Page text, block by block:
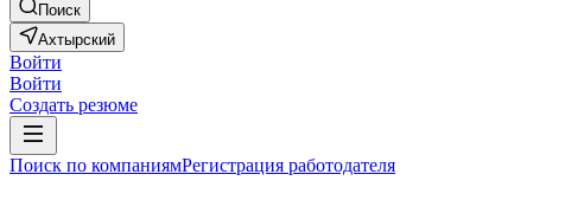
Поиск
Ахтырский
Войти
Войти
Создать резюме
Поиск по компаниямРегистрация работодателя